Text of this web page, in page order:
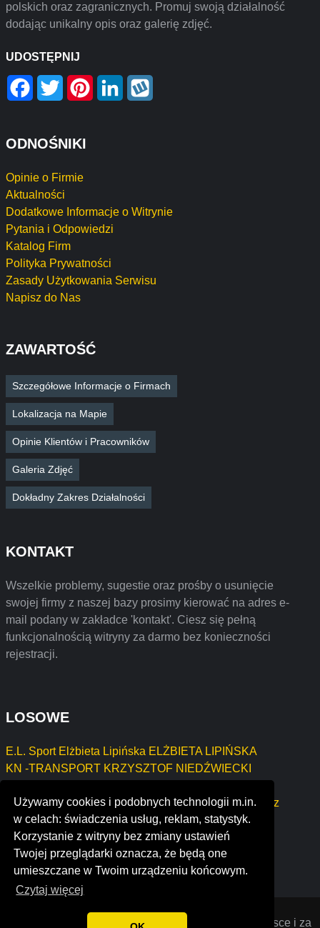
Używamy cookies i podobnych technologii m.in.
w celach: świadczenia usług, reklam, statystyk.
Korzystanie z witryny bez zmiany ustawień
Twojej przeglądarki oznacza, że będą one
umieszczane w Twoim urządzeniu końcowym.
Czytaj więcej
polskich oraz zagranicznych. Promuj swoją działalność
dodając unikalny opis oraz galerię zdjęć.
UDOSTĘPNIJ
Facebook
Twitter PinterestLinkedIn
ODNOŚNIKI
Opinie o Firmie
Aktualności
Dodatkowe Informacje o Witrynie
Pytania i Odpowiedzi
Katalog Firm
Polityka Prywatności
Zasady Użytkowania Serwisu
Napisz do Nas
ZAWARTOŚĆ
Szczegółowe Informacje o Firmach
Lokalizacja na Mapie
Opinie Klientów i Pracowników
Galeria Zdjęć
Dokładny Zakres Działalności
KONTAKT
Wszelkie problemy, sugestie oraz prośby o usunięcie
swojej firmy z naszej bazy prosimy kierować na adres e-
mail podany w zakładce 'kontakt'. Ciesz się pełną
funkcjonalnością witryny za darmo bez konieczności
rejestracji.
LOSOWE
E.L. Sport Elżbieta Lipińska ELŻBIETA LIPIŃSKA
KN -TRANSPORT KRZYSZTOF NIEDŹWIECKI
Usługi Transportowe, Spawalnictwo i Najem Grzegorz
Faszczewski
Agnieszka Gierach lassen
ecole supérieure de technologie de fès
© 2022 Opinie o firmach założonych w Polsce i za